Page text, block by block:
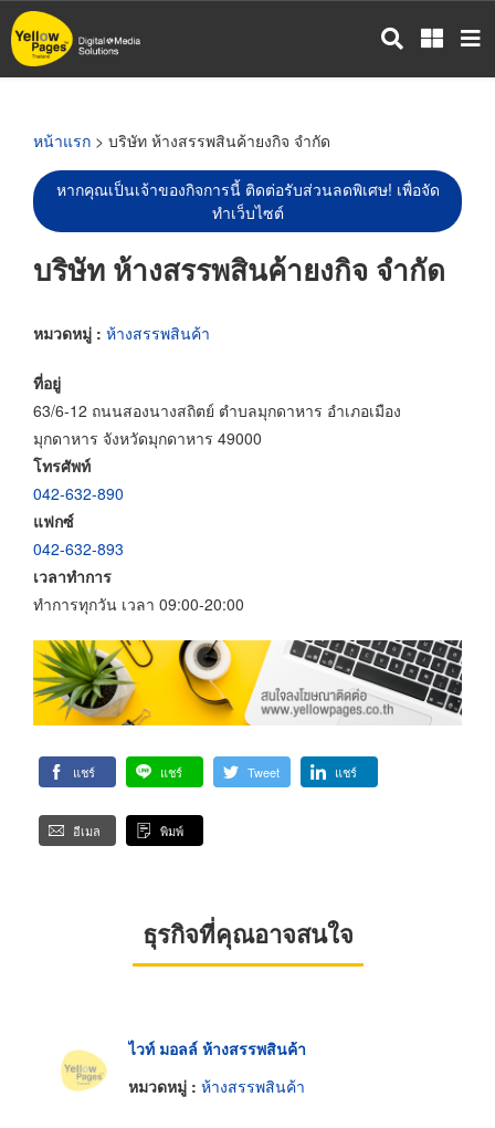
ข้าม
ไป
หน้าแรก > บริษัท ห้างสรรพสินค้ายงกิจ จำกัด
หากคุณเป็นเจ้าของกิจการนี้ ติดต่อรับส่วนลดพิเศษ! เพื่อจัด
ทำเว็บไซต์
บริษัท ห้างสรรพสินค้ายงกิจ จำกัด
หมวดหมู่ : ห้างสรรพสินค้า
ที่อยู่
63/6-12 ถนนสองนางสถิตย์ ตำบลมุกดาหาร อำเภอเมือง
มุกดาหาร จังหวัดมุกดาหาร 49000
โทรศัพท์
042-632-890
แฟกซ์
042-632-893
เวลาทำการ
ทำการทุกวัน เวลา 09:00-20:00
แชร์ แชร์ Tweet แชร์
อีเมล พิมพ์
ธุรกิจที่คุณอาจสนใจ
ไวท์ มอลล์ ห้างสรรพสินค้า
หมวดหมู่ : ห้างสรรพสินค้า